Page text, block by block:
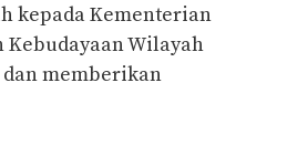
kepada Kementerian
Wilayah
memberikan